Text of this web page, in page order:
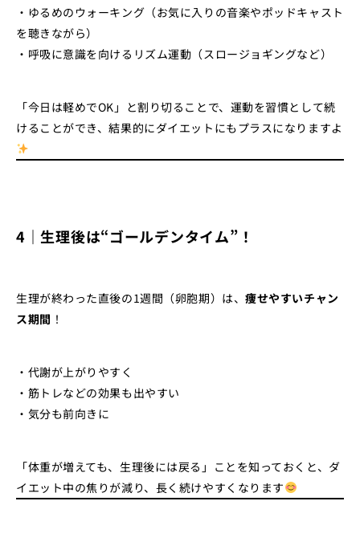
・ゆるめのウォーキング（お気に入りの音楽やポッドキャスト
を聴きながら）
・呼吸に意識を向けるリズム運動（スロージョギングなど）
「今日は軽めでOK」と割り切ることで、運動を習慣として続
けることができ、結果的にダイエットにもプラスになりますよ
4｜生理後は“ゴールデンタイム”！
生理が終わった直後の1週間（卵胞期）は、痩せやすいチャン
ス期間 ！
・代謝が上がりやすく
・筋トレなどの効果も出やすい
・気分も前向きに
「体重が増えても、生理後には戻る」ことを知っておくと、ダ
イエット中の焦りが減り、長く続けやすくなります